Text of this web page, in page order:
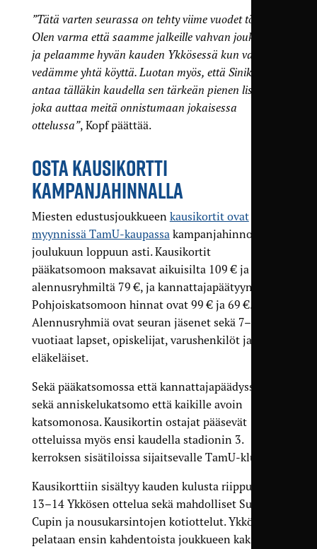
”Tätä varten seurassa on tehty viime vuodet töitä.
Olen varma että saamme jalkeille vahvan joukkueen
ja pelaamme hyvän kauden Ykkösessä kun vain
vedämme yhtä köyttä. Luotan myös, että Sinikaarti
antaa tälläkin kaudella sen tärkeän pienen lisän,
joka auttaa meitä onnistumaan jokaisessa
ottelussa”, Kopf päättää.
OSTA KAUSIKORTTI
KAMPANJAHINNALLA
Miesten edustus­joukkueen kausikortit ovat
myynnissä TamU-kaupassakampanja­hinnoilla
joulukuun loppuun asti. Kausikortit
pääkatsomoon maksavat aikuisilta 109 € ja
alennus­­ryhmiltä 79 €, ja kannattaja­­­päätyyn eli
Pohjois­katsomoon hinnat ovat 99 € ja 69 €.
Alennus­­ryhmiä ovat seuran jäsenet sekä 7–16-
vuotiaat lapset, opiskelijat, varushenkilöt ja
eläkeläiset.
Sekä pääkatsomossa että kannattaja­­päädyssä on
sekä anniskelu­­katsomo että kaikille avoin
katsomonosa. Kausikortin ostajat pääsevät
otteluissa myös ensi kaudella stadionin 3.
kerroksen sisätiloissa sijaitsevalle TamU-klubille.
Kausikorttiin sisältyy kauden kulusta riippuen
13–14 Ykkösen ottelua sekä mahdolliset Suomen
Cupin ja nousu­karsintojen kotiottelut. Ykkönen
pelataan ensin kahdentoista joukkueen kaksin­